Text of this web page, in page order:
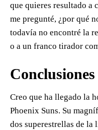
que quieres resultado a
me pregunté, ¿por qué
todavía no encontré la
o a un franco tirador
Conclusiones
Creo que ha llegado la
Phoenix Suns. Su
dos superestrellas de